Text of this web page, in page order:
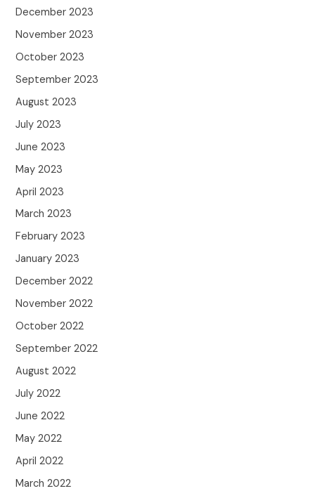
December 2023
November 2023
October 2023
September 2023
August 2023
July 2023
June 2023
May 2023
April 2023
March 2023
February 2023
January 2023
December 2022
November 2022
October 2022
September 2022
August 2022
July 2022
June 2022
May 2022
April 2022
March 2022